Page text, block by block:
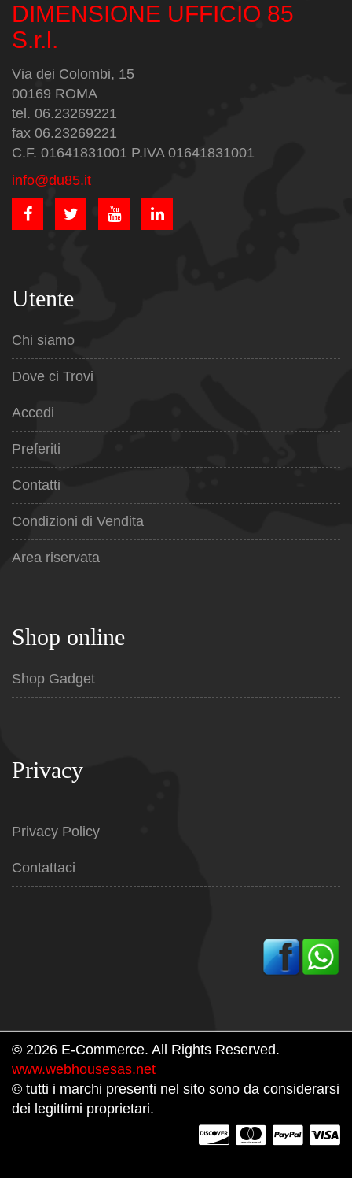
DIMENSIONE UFFICIO 85
S.r.l.
Via dei Colombi, 15
00169 ROMA
tel. 06.23269221
fax 06.23269221
C.F. 01641831001 P.IVA 01641831001
info@du85.it
Utente
Chi siamo
Dove ci Trovi
Accedi
Preferiti
Contatti
Condizioni di Vendita
Area riservata
Shop online
Shop Gadget
Privacy
Privacy Policy
Contattaci
© 2026 E-Commerce. All Rights Reserved.
www.webhousesas.net
© tutti i marchi presenti nel sito sono da considerarsi
dei legittimi proprietari.